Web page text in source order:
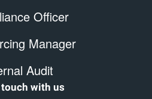
Officer
Manager
Audit
with us